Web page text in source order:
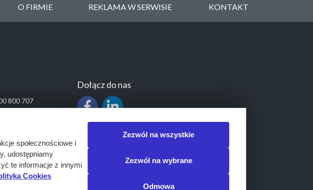
O FIRMIE REKLAMA W SERWISIE KONTAKT
800 707
Dołącz do nas
społecznościowe i
udostępniamy
te informacje z innymi
Cookies
Zezwól na wszystkie
Zezwól na wybrane
Odmowa